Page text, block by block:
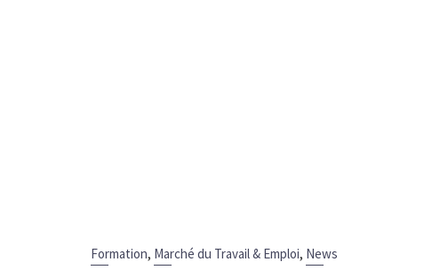
Formation, Marché du Travail & Emploi, News